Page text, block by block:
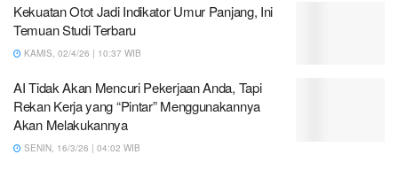
Kekuatan Otot Jadi Indikator Umur Panjang, Ini
Temuan Studi Terbaru
KAMIS, 02/4/26 | 10:37 WIB
AI Tidak Akan Mencuri Pekerjaan Anda, Tapi
Rekan Kerja yang “Pintar” Menggunakannya
Akan Melakukannya
SENIN, 16/3/26 | 04:02 WIB